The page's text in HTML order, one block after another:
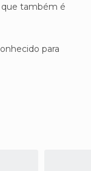
que também é
para